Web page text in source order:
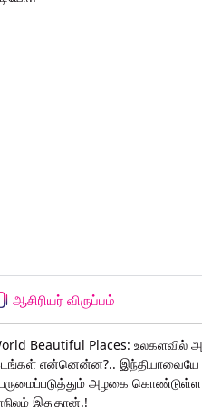
ஆசிரியர் விருப்பம்
Beautiful Places: உலகளவில்
என்னென்ன?.. இந்தியாவையே
அழகை கொண்டுள்ள
இதுதான்.!